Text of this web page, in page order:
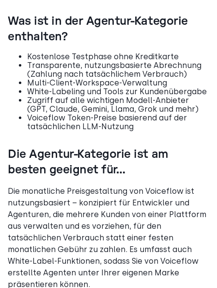
Was ist in der Agentur-Kategorie
enthalten?
Kostenlose Testphase ohne Kreditkarte
Transparente, nutzungsbasierte Abrechnung
(Zahlung nach tatsächlichem Verbrauch)
Multi-Client-Workspace-Verwaltung
White-Labeling und Tools zur Kundenübergabe
Zugriff auf alle wichtigen Modell-Anbieter
(GPT, Claude, Gemini, Llama, Grok und mehr)
Voiceflow Token-Preise basierend auf der
tatsächlichen LLM-Nutzung
Die Agentur-Kategorie ist am
besten geeignet für…
Die monatliche Preisgestaltung von Voiceflow ist
nutzungsbasiert – konzipiert für Entwickler und
Agenturen, die mehrere Kunden von einer Plattform
aus verwalten und es vorziehen, für den
tatsächlichen Verbrauch statt einer festen
monatlichen Gebühr zu zahlen. Es umfasst auch
White-Label-Funktionen, sodass Sie von Voiceflow
erstellte Agenten unter Ihrer eigenen Marke
präsentieren können.